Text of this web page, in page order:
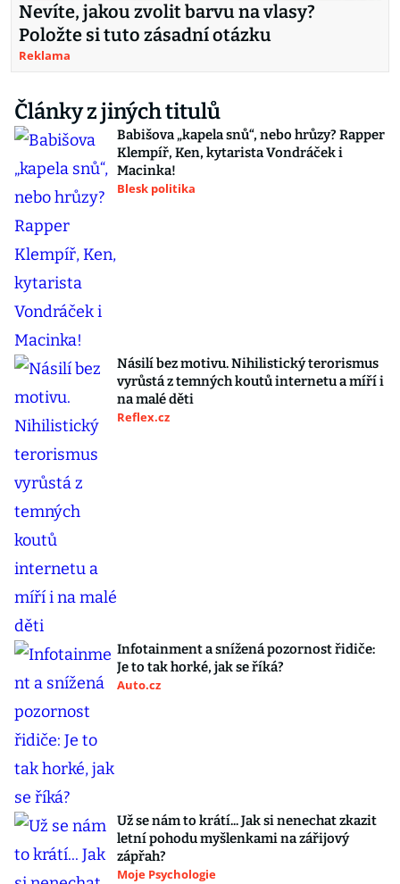
Nevíte, jakou zvolit barvu na vlasy?
Položte si tuto zásadní otázku
Reklama
Články z jiných titulů
Babišova „kapela snů“, nebo hrůzy? Rapper
Klempíř, Ken, kytarista Vondráček i
Macinka!
Blesk politika
Násilí bez motivu. Nihilistický terorismus
vyrůstá z temných koutů internetu a míří i
na malé děti
Reflex.cz
Infotainment a snížená pozornost řidiče:
Je to tak horké, jak se říká?
Auto.cz
Už se nám to krátí... Jak si nenechat zkazit
letní pohodu myšlenkami na zářijový
zápřah?
Moje Psychologie